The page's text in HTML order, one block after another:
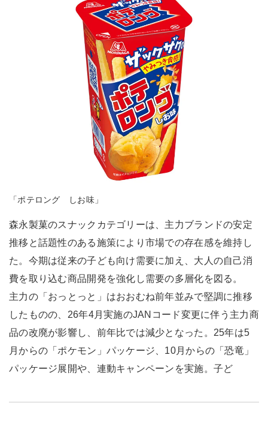
「ポテロング しお味」
森永製菓のスナックカテゴリーは、主力ブランドの安定
推移と話題性のある施策により市場での存在感を維持し
た。今期は従来の子ども向け需要に加え、大人の自己消
費を取り込む商品開発を強化し需要の多層化を図る。
主力の「おっとっと」はおおむね前年並みで堅調に推移
したものの、26年4月実施のJANコード変更に伴う主力商
品の改廃が影響し、前年比では減少となった。25年は5
月からの「ポケモン」パッケージ、10月からの「恐竜」
パッケージ展開や、連動キャンペーンを実施。子ど